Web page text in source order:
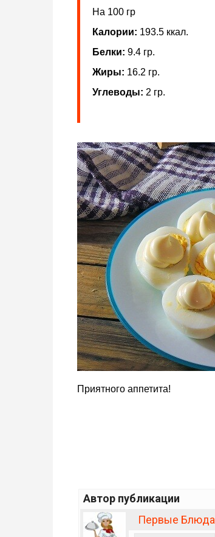
На 100 гр
Калории: 193.5 ккал.
Белки: 9.4 гр.
Жиры: 16.2 гр.
Углеводы: 2 гр.
Приятного аппетита!
Автор публикации
Первые Блюда